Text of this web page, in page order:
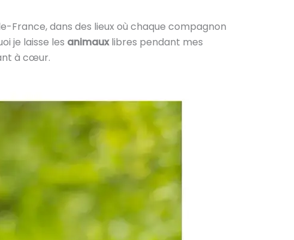
France, dans des lieux où chaque compagnon
je laisse les animauxlibres pendant mes
à cœur.